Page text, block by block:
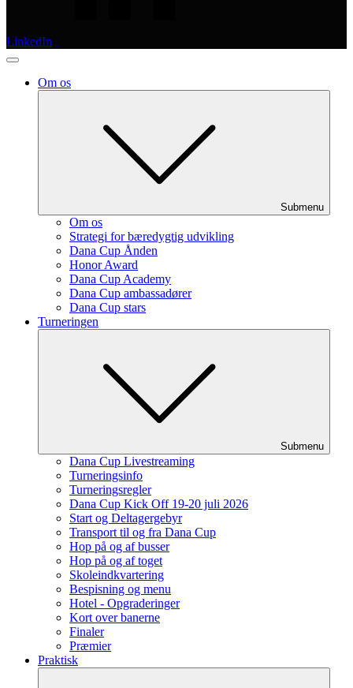
LinkedIn
Om os
Submenu
Om os
Strategi for bæredygtig udvikling
Dana Cup Ånden
Honor Award
Dana Cup Academy
Dana Cup ambassadører
Dana Cup stars
Turneringen
Submenu
Dana Cup Livestreaming
Turneringsinfo
Turneringsregler
Dana Cup Kick Off 19-20 juli 2026
Start og Deltagergebyr
Transport til og fra Dana Cup
Hop på og af busser
Hop på og af toget
Skoleindkvartering
Bespisning og menu
Hotel - Opgraderinger
Kort over banerne
Finaler
Præmier
Praktisk